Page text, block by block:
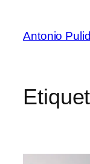
Antonio